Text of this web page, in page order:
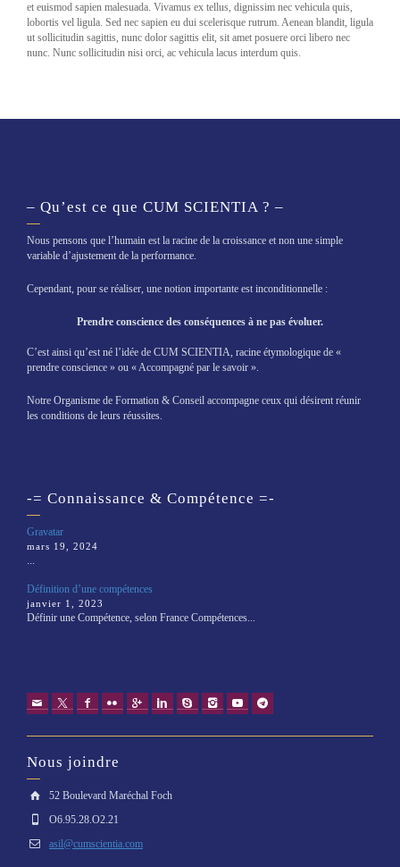
et euismod sapien malesuada. Vivamus ex tellus, dignissim nec vehicula quis,
lobortis vel ligula. Sed nec sapien eu dui scelerisque rutrum. Aenean blandit, ligula
ut sollicitudin sagittis, nunc dolor sagittis elit, sit amet posuere orci libero nec
nunc. Nunc sollicitudin nisi orci, ac vehicula lacus interdum quis.
– Qu’est ce que CUM SCIENTIA ? –
Nous pensons que l’humain est la racine de la croissance et non une simple
variable d’ajustement de la performance.
Cependant, pour se réaliser, une notion importante est inconditionnelle :
Prendre conscience des conséquences à ne pas évoluer.
C’est ainsi qu’est né l’idée de CUM SCIENTIA, racine étymologique de «
prendre conscience » ou « Accompagné par le savoir ».
Notre Organisme de Formation & Conseil accompagne ceux qui désirent réunir
les conditions de leurs réussites.
-= Connaissance & Compétence =-
Gravatar
mars 19, 2024
...
Définition d’une compétences
janvier 1, 2023
Définir une Compétence, selon France Compétences...
Nous joindre
52 Boulevard Maréchal Foch
O6.95.28.O2.21
asil@cumscientia.com